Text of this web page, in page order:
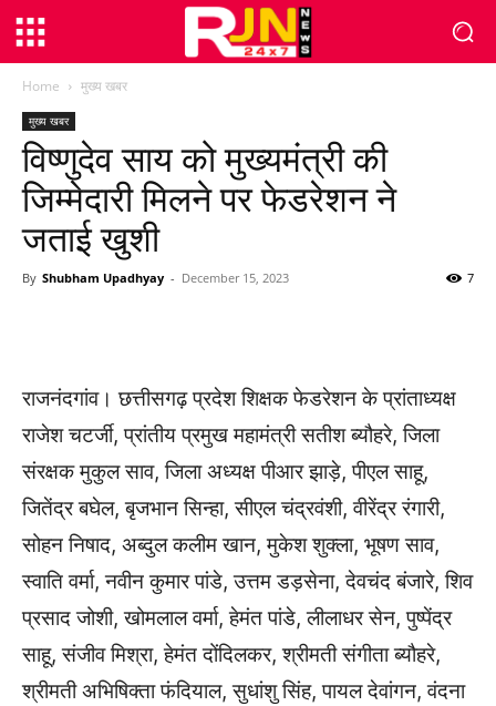
Home मुख्य खबर
मुख्य खबर
विष्णुदेव साय को मुख्यमंत्री की
जिम्मेदारी मिलने पर फेडरेशन ने
जताई खुशी
By Shubham Upadhyay - December 15, 2023 7
राजनंदगांव। छत्तीसगढ़ प्रदेश शिक्षक फेडरेशन के प्रांताध्यक्ष
राजेश चटर्जी, प्रांतीय प्रमुख महामंत्री सतीश ब्यौहरे, जिला
संरक्षक मुकुल साव, जिला अध्यक्ष पीआर झाड़े, पीएल साहू,
जितेंद्र बघेल, बृजभान सिन्हा, सीएल चंद्रवंशी, वीरेंद्र रंगारी,
सोहन निषाद, अब्दुल कलीम खान, मुकेश शुक्ला, भूषण साव,
स्वाति वर्मा, नवीन कुमार पांडे, उत्तम डड़सेना, देवचंद बंजारे, शिव
प्रसाद जोशी, खोमलाल वर्मा, हेमंत पांडे, लीलाधर सेन, पुष्पेंद्र
साहू, संजीव मिश्रा, हेमंत दोंदिलकर, श्रीमती संगीता ब्यौहरे,
श्रीमती अभिषिक्ता फंदियाल, सुधांशु सिंह, पायल देवांगन, वंदना